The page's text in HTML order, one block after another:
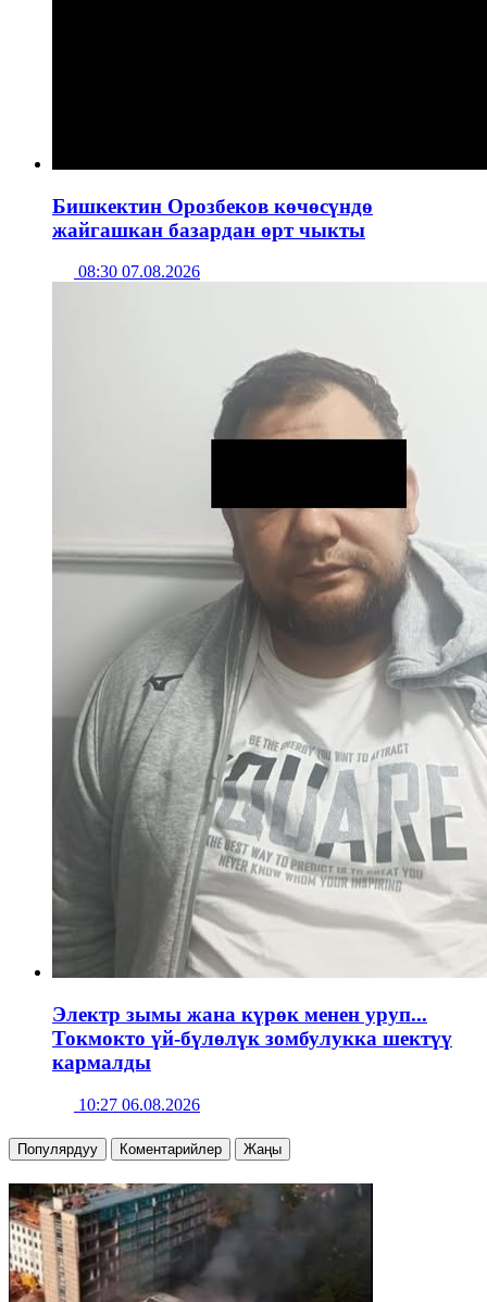
Бишкектин Орозбеков көчөсүндө
жайгашкан базардан өрт чыкты
08:30 07.08.2026
Электр зымы жана күрөк менен уруп...
Токмокто үй-бүлөлүк зомбулукка шектүү
кармалды
10:27 06.08.2026
Популярдуу Коментарийлер Жаңы